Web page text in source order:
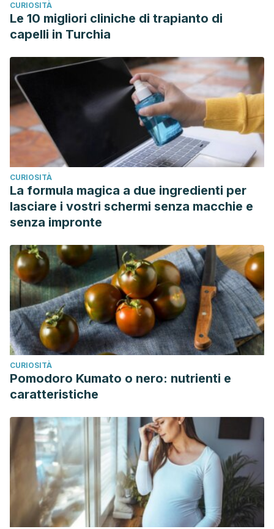
CURIOSITÀ
Le 10 migliori cliniche di trapianto di
capelli in Turchia
CURIOSITÀ
La formula magica a due ingredienti per
lasciare i vostri schermi senza macchie e
senza impronte
CURIOSITÀ
Pomodoro Kumato o nero: nutrienti e
caratteristiche